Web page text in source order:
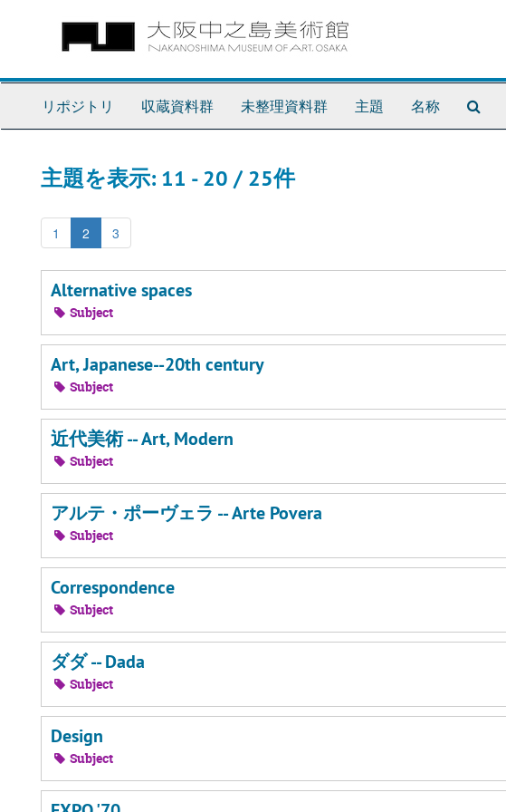
リポジトリ 収蔵資料群 未整理資料群 主題 名称
主題を表示: 11 - 20 / 25件
1 2 3
Alternative spaces
Subject
Art, Japanese--20th century
Subject
近代美術 -- Art, Modern
Subject
アルテ・ポーヴェラ -- Arte Povera
Subject
Correspondence
Subject
ダダ -- Dada
Subject
Design
Subject